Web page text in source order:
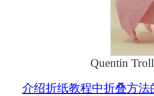
Quentin
介绍折纸教程中折叠方